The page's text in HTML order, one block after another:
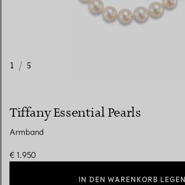
1 / 5
Tiffany Essential Pearls
Armband
€ 1.950
IN DEN WARENKORB LEGEN